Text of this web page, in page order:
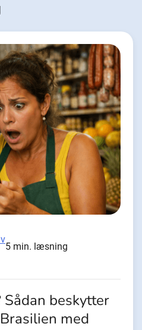
5 min. læsning
Sådan beskytter
med